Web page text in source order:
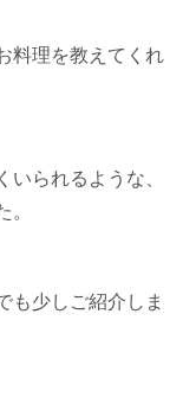
料理を教えてくれ
られるような、
。
も少しご紹介しま